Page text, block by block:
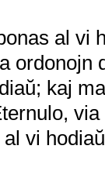
al vi
ordonojn
kaj
vi